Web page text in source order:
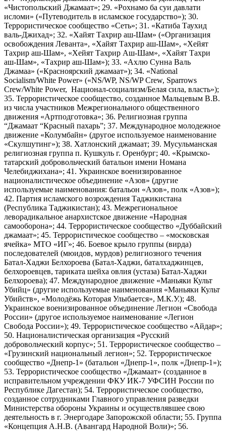
«Чистопольский Джамаат»; 29. «Рохнамо ба суи давлати
исломи» («Путеводитель в исламское государство»); 30.
Террористическое сообщество «Сеть»; 31. «Катиба Таухид
валь-Джихад»; 32. «Хайят Тахрир аш-Шам» («Организация
освобождения Леванта», «Хайят Тахрир аш-Шам», «Хейят
Тахрир аш-Шам», «Хейят Тахрир Аш-Шам», «Хайят Тахри
аш-Шам», «Тахрир аш-Шам»); 33. «Ахлю Сунна Валь
Джамаа» («Красноярский джамаат»); 34. «National
Socialism/White Power» («NS/WP, NS/WP Crew, Sparrows
Crew/White Power, Национал-социализм/Белая сила, власть»);
35. Террористическое сообщество, созданное Мальцевым В.В.
из числа участников Межрегионального общественного
движения «Артподготовка»; 36. Религиозная группа
“Джамаат “Красный пахарь”; 37. Международное молодежное
движение «Колумбайн» (другое используемое наименование
«Скулшутинг»); 38. Хатлонский джамаат; 39. Мусульманская
религиозная группа п. Кушкуль г. Оренбург; 40. «Крымско-
татарский добровольческий батальон имени Номана
Челебиджихана»; 41. Украинское военизированное
националистическое объединение «Азов» (другие
используемые наименования: батальон «Азов», полк «Азов»);
42. Партия исламского возрождения Таджикистана
(Республика Таджикистан); 43. Межрегиональное
леворадикальное анархистское движение «Народная
самооборона»; 44. Террористическое сообщество «Дуббайский
джамаат»; 45. Террористическое сообщество – «московская
ячейка» МТО «ИГ»; 46. Боевое крыло группы (вирда)
последователей (мюидов, мурдов) религиозного течения
Батал-Хаджи Белхороева (Батал-Хаджи, баталхаджинцев,
белхороевцев, тариката шейха овлия (устаза) Батал-Хаджи
Белхороева); 47. Международное движение «Маньяки Культ
Убийц» (другие используемые наименования «Маньяки Культ
Убийств», «Молодёжь Которая Улыбается», М.К.У.); 48.
Украинское военизированное объединение Легион «Свобода
России» (другое используемое наименование «Легион
Свобода России»); 49. Террористическое сообщество «Айдар»;
50. Националистическая организация «Русский
добровольческий корпус»; 51. Террористическое сообщество –
«Грузинский национальный легион»; 52. Террористическое
сообщество «Днепр-1» (батальон «Днепр-1», полк «Днепр-1»);
53. Террористическое сообщество «Джамаат» (созданное в
исправительном учреждении ФКУ ИК-7 УФСИН России по
Республике Дагестан); 54. Террористическое сообщество,
созданное сотрудниками Главного управления разведки
Министерства обороны Украины и осуществлявшее свою
деятельность в г. Энергодаре Запорожской области; 55. Группа
«Концепция А.Н.В. (Авангард Народной Воли)»; 56.